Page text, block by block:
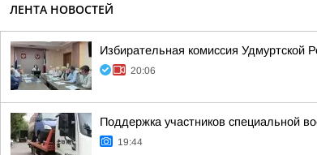
ЛЕНТА НОВОСТЕЙ
Избирательная комиссия Удмуртской
20:06
Поддержка участников специальной
19:44